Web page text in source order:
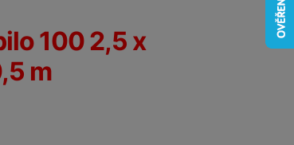
100 2,5 x
m